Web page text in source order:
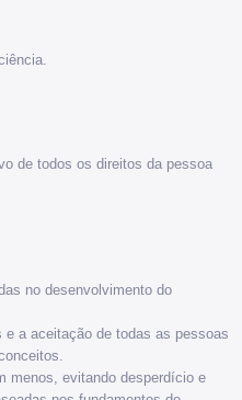
de todos os direitos da pessoa
no desenvolvimento do
a aceitação de todas as pessoas
menos, evitando desperdício e